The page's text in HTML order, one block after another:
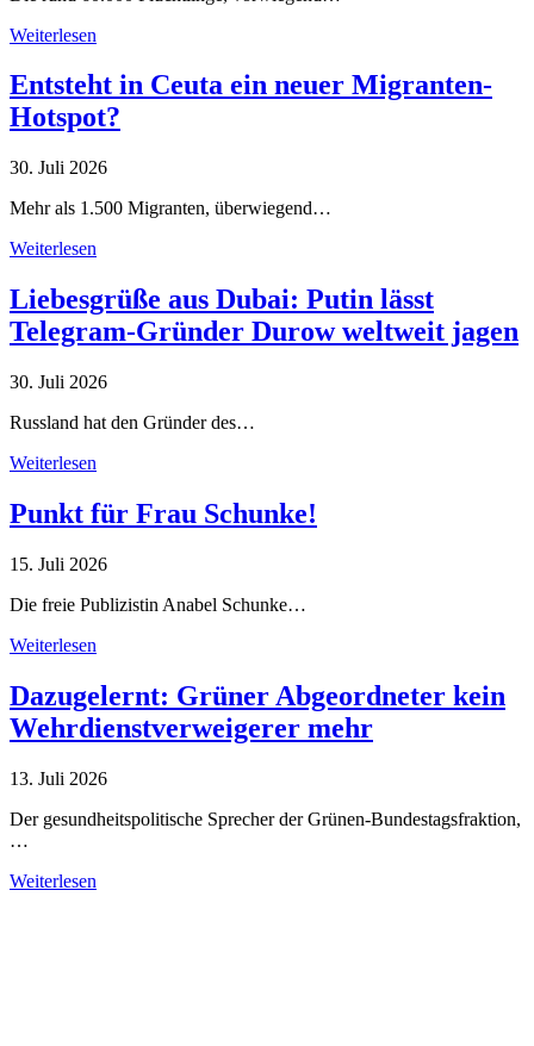
Weiterlesen
Entsteht in Ceuta ein neuer Migranten-
Hotspot?
30. Juli 2026
Mehr als 1.500 Migranten, überwiegend…
Weiterlesen
Liebesgrüße aus Dubai: Putin lässt
Telegram-Gründer Durow weltweit jagen
30. Juli 2026
Russland hat den Gründer des…
Weiterlesen
Punkt für Frau Schunke!
15. Juli 2026
Die freie Publizistin Anabel Schunke…
Weiterlesen
Dazugelernt: Grüner Abgeordneter kein
Wehrdienstverweigerer mehr
13. Juli 2026
Der gesundheitspolitische Sprecher der Grünen-Bundestagsfraktion,
…
Weiterlesen